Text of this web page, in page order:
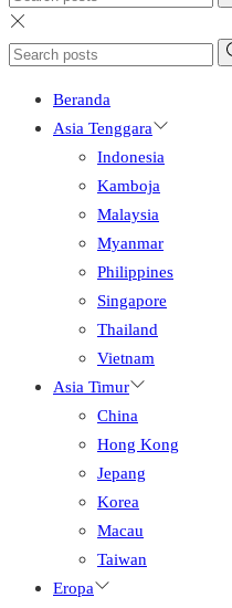
Beranda
Asia Tenggara
Indonesia
Kamboja
Malaysia
Myanmar
Philippines
Singapore
Thailand
Vietnam
Asia Timur
China
Hong Kong
Jepang
Korea
Macau
Taiwan
Eropa